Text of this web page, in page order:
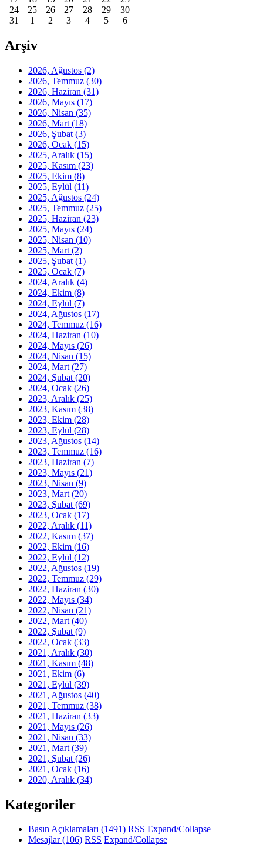
24
25 26 27 28 29
30
31
1 2 3 4 5 6
Arşiv
2026, Ağustos (2)
2026, Temmuz (30)
2026, Haziran (31)
2026, Mayıs (17)
2026, Nisan (35)
2026, Mart (18)
2026, Şubat (3)
2026, Ocak (15)
2025, Aralık (15)
2025, Kasım (23)
2025, Ekim (8)
2025, Eylül (11)
2025, Ağustos (24)
2025, Temmuz (25)
2025, Haziran (23)
2025, Mayıs (24)
2025, Nisan (10)
2025, Mart (2)
2025, Şubat (1)
2025, Ocak (7)
2024, Aralık (4)
2024, Ekim (8)
2024, Eylül (7)
2024, Ağustos (17)
2024, Temmuz (16)
2024, Haziran (10)
2024, Mayıs (26)
2024, Nisan (15)
2024, Mart (27)
2024, Şubat (20)
2024, Ocak (26)
2023, Aralık (25)
2023, Kasım (38)
2023, Ekim (28)
2023, Eylül (28)
2023, Ağustos (14)
2023, Temmuz (16)
2023, Haziran (7)
2023, Mayıs (21)
2023, Nisan (9)
2023, Mart (20)
2023, Şubat (69)
2023, Ocak (17)
2022, Aralık (11)
2022, Kasım (37)
2022, Ekim (16)
2022, Eylül (12)
2022, Ağustos (19)
2022, Temmuz (29)
2022, Haziran (30)
2022, Mayıs (34)
2022, Nisan (21)
2022, Mart (40)
2022, Şubat (9)
2022, Ocak (33)
2021, Aralık (30)
2021, Kasım (48)
2021, Ekim (6)
2021, Eylül (39)
2021, Ağustos (40)
2021, Temmuz (38)
2021, Haziran (33)
2021, Mayıs (26)
2021, Nisan (33)
2021, Mart (39)
2021, Şubat (26)
2021, Ocak (16)
2020, Aralık (34)
Kategoriler
Basın Açıklamaları (1491) RSS Expand/Collapse
Mesajlar(106) RSS Expand/Collapse